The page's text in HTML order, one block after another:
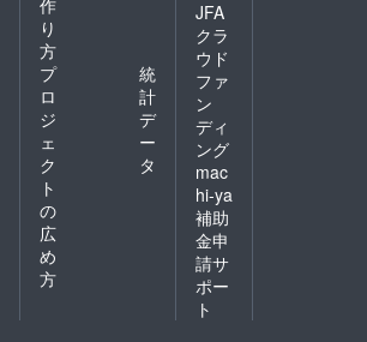
り
方
プ
ロ
ジ
ェ
ク
ト
の
広
め
方
統
計
デ
ー
タ
JFA
クラ
ウド
ファ
ン
ディ
ング
mac
hi-ya
補助
金申
請サ
ポー
ト